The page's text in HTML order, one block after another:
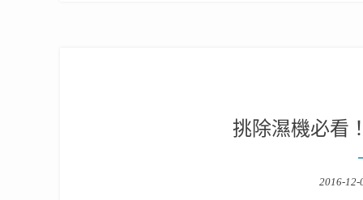
挑除濕機必看
Posted
2016-12-